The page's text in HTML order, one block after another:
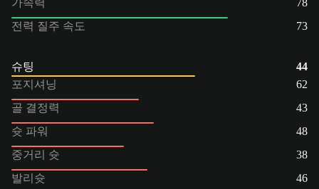
전력 질주 속도
73
슈팅
44
포지셔닝
62
골 결정력
43
슛 파워
48
중거리 슛
38
발리슛
46